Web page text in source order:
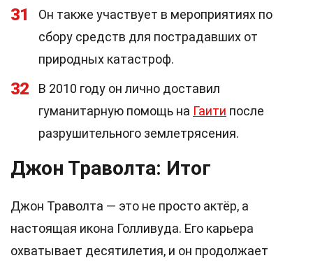
31
Он также участвует в мероприятиях по
сбору средств для пострадавших от
природных катастроф.
32
В 2010 году он лично доставил
гуманитарную помощь на Гаити после
разрушительного землетрясения.
Джон Траволта: Итог
Джон Траволта — это не просто актёр, а
настоящая икона Голливуда. Его карьера
охватывает десятилетия, и он продолжает